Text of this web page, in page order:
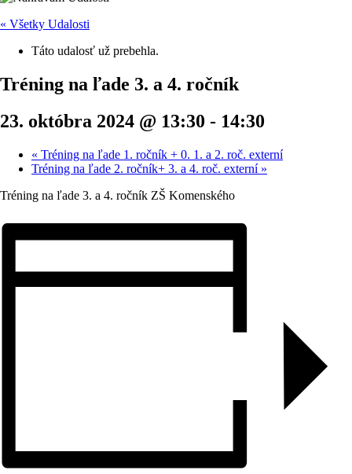
« Všetky Udalosti
Táto udalosť už prebehla.
Tréning na ľade 3. a 4. ročník
23. októbra 2024 @ 13:30 - 14:30
« Tréning na ľade 1. ročník + 0. 1. a 2. roč. externí
Tréning na ľade 2. ročník+ 3. a 4. roč. externí »
Tréning na ľade 3. a 4. ročník ZŠ Komenského